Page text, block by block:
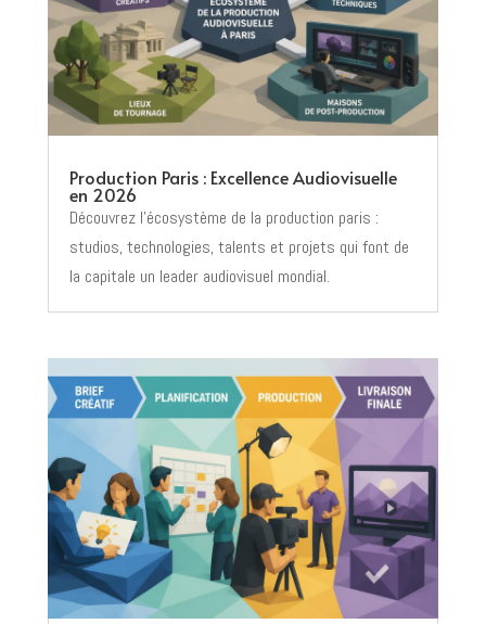
Production Paris : Excellence Audiovisuelle
en 2026
Découvrez l’écosystème de la production paris :
studios, technologies, talents et projets qui font de
la capitale un leader audiovisuel mondial.